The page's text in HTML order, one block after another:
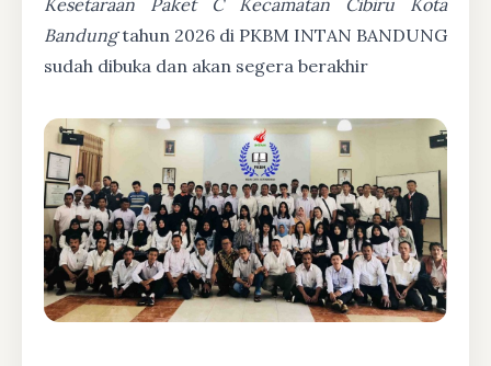
Kesetaraan Paket C Kecamatan Cibiru Kota
Bandungtahun 2026 di PKBM INTAN BANDUNG
sudah dibuka dan akan segera berakhir